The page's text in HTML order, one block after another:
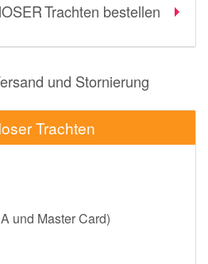
Trachten bestellen
und Stornierung
Trachten
und Master Card)